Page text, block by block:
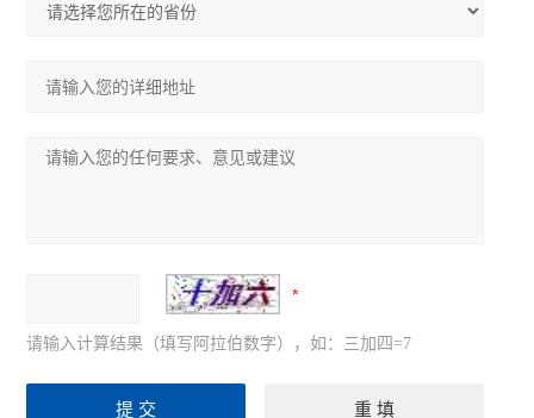
请输入计算结果（填写阿拉伯数字），如：三加四=7